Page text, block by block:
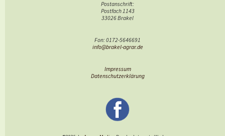
Postanschrift:
Postfach 1143
33026 Brakel
Fon: 0172-5646691
info@brakel-agrar.de
Impressum
Datenschutzerklärung